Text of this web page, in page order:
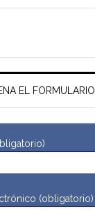
EL FORMULARIO
(obligatorio)